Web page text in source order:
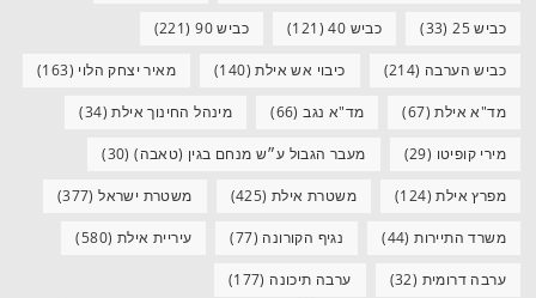
כביש 25 (33) כביש 40 (121) כביש 90 (221)
כביש הערבה (214) כיבוי אש אילת(140) מאיר יצחק הלוי (163)
מד"א אילת(67) מד"א נגב(66) מינהל החינוך אילת(34)
מירי קופיטו (29) מעבר הגבול ע״ש מנחם בגין (טאבה)(30)
מפרץ אילת(124) משטרת אילת (425) משטרת ישראל(377)
משרד התיירות(44) נגיף הקורונה (77) עיריית אילת (580)
ערבה דרומית (32) ערבה תיכונה (177)